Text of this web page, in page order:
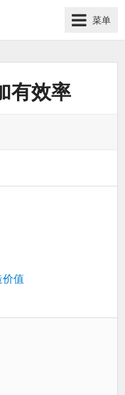
菜单
有效率
值